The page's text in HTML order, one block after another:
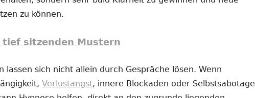
zu können.
tief sitzenden Mustern
lassen sich nicht allein durch Gespräche lösen. Wenn
Verlustangst, innere Blockaden oder Selbstsabotage